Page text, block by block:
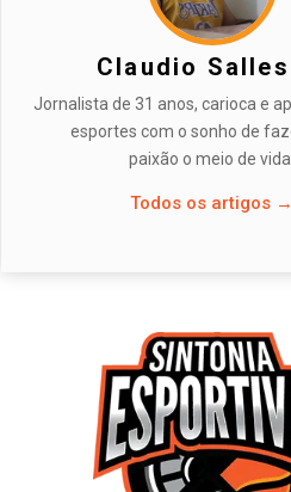
Claudio
Jornalista de 31 anos, carioca e
esportes com o sonho de
paixão o meio de vida.
Todos os artigos →